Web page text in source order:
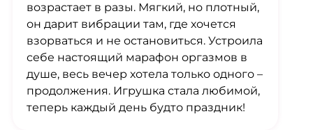
возрастает в разы. Мягкий, но плотный,
он дарит вибрации там, где хочется
взорваться и не остановиться. Устроила
себе настоящий марафон оргазмов в
душе, весь вечер хотела только одного –
продолжения. Игрушка стала любимой,
теперь каждый день будто праздник!